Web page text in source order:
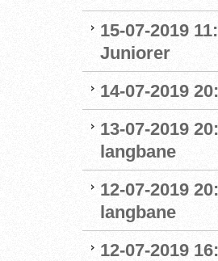
15-07-2019
Juniorer
14-07-2019
13-07-2019
langbane
12-07-2019
langbane
12-07-2019